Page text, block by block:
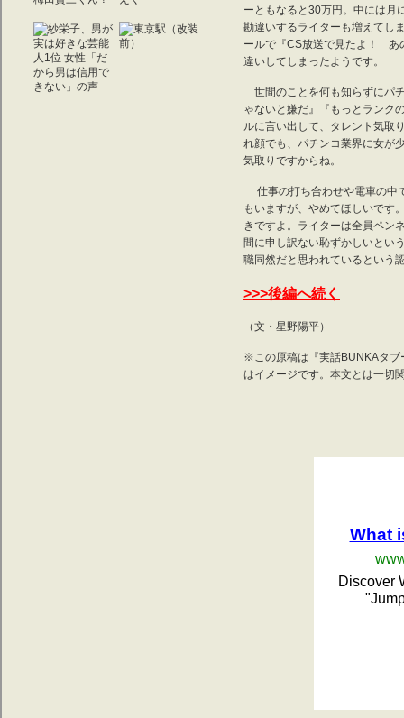
ーともなると30万円。中には月
勘違いするライターも増えてし
ールで『CS放送で見たよ！ あ
違いしてしまったようです。
世間のことを何も知らずにパ
ゃないと嫌だ』『もっとランク
ルに言い出して、タレント気取
れ顔でも、パチンコ業界に女が
気取りですからね。
仕事の打ち合わせや電車の中
もいますが、やめてほしいです
きですよ。ライターは全員ペン
間に申し訳ない恥ずかしいとい
職同然だと思われているという
>>>後編へ続く
（文・星野陽平）
※この原稿は『実話BUNKAタブ
はイメージです。本文とは一切
What
Discover